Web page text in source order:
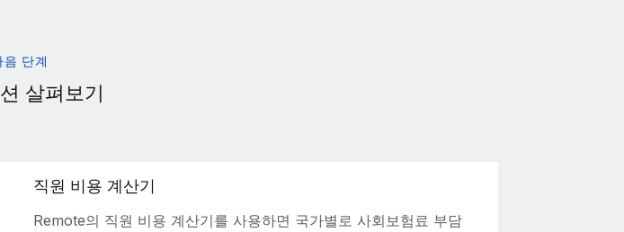
음 단계
살펴보기
직원 비용 계산기
Remote의 직원 비용 계산기를 사용하면 국가별로 사회보험료 부담